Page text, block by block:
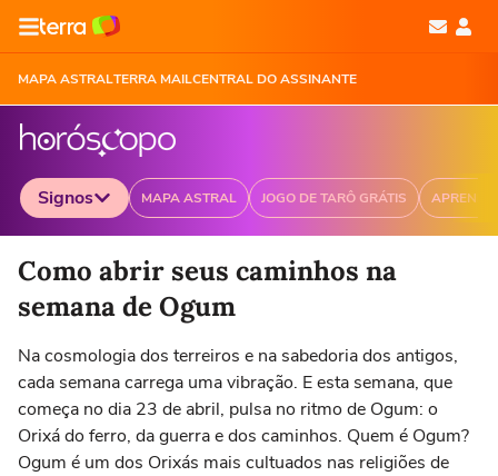
MAPA ASTRALTERRA MAILCENTRAL DO ASSINANTE
Signos MAPA ASTRAL JOGO DE TARÔ GRÁTIS
Selecione o signo para ver as notícias
Áries
21/03 a 20/04
Touro
21/04 a 20/05
Gêmeos
21/05 a 20/06
Câncer
21/06 a 21/07
Como abrir seus caminhos na
semana de Ogum
Na cosmologia dos terreiros e na sabedoria dos antigos,
cada semana carrega uma vibração. E esta semana, que
começa no dia 23 de abril, pulsa no ritmo de Ogum: o
Orixá do ferro, da guerra e dos caminhos. Quem é Ogum?
Ogum é um dos Orixás mais cultuados nas religiões de